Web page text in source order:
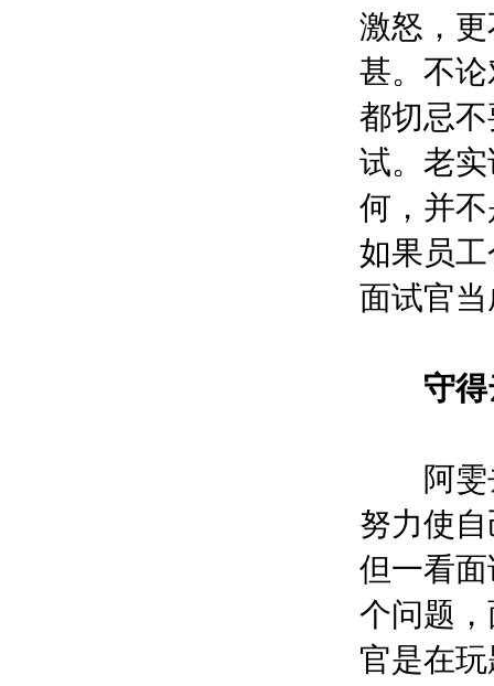
激怒，
甚。不
都切忌
试。老
何，并
如果员
面试官
守得
阿雯去
努力使
但一看
个问题
官是在